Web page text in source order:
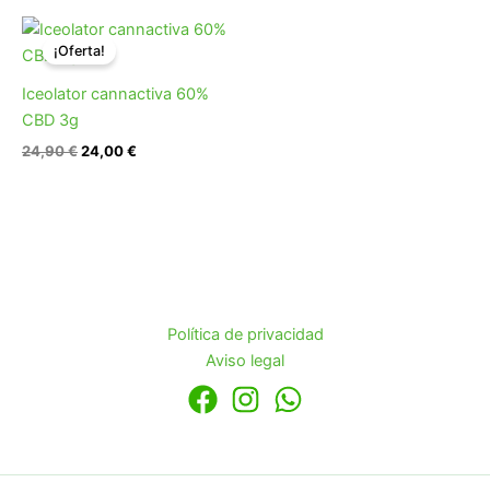
¡Oferta!
Iceolator cannactiva 60%
CBD 3g
24,90€
El
precio
original
24,90 €.
24,00€
El
24,00 €.
Política de privacidad
Aviso legal